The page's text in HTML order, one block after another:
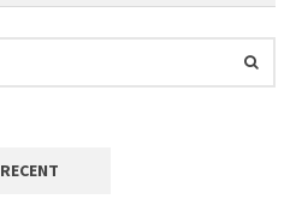
RECENT